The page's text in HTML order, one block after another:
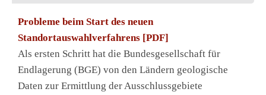
Probleme beim Start des neuen
Standortauswahlverfahrens [PDF]
Als ersten Schritt hat die Bundesgesellschaft für
Endlagerung (BGE) von den Ländern geologische
Daten zur Ermittlung der Ausschlussgebiete